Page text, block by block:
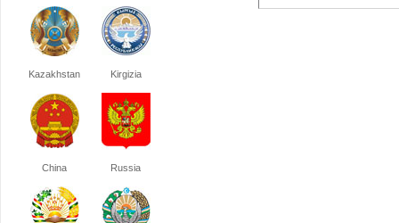
Kazakhstan Kirgizia
China Russia